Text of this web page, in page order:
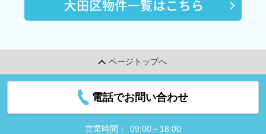
ページトップへ
電話でお問い合わせ
営業時間：
09:00～18:00